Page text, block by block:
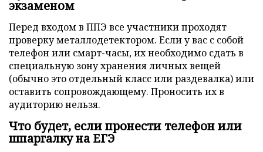
экзаменом
Перед входом в ППЭ все участники проходят
проверку металлодетектором. Если у вас с собой
телефон или смарт-часы, их необходимо сдать в
специальную зону хранения личных вещей
(обычно это отдельный класс или раздевалка) или
оставить сопровождающему. Проносить их в
аудиторию нельзя.
Что будет, если пронести телефон или
шпаргалку на ЕГЭ